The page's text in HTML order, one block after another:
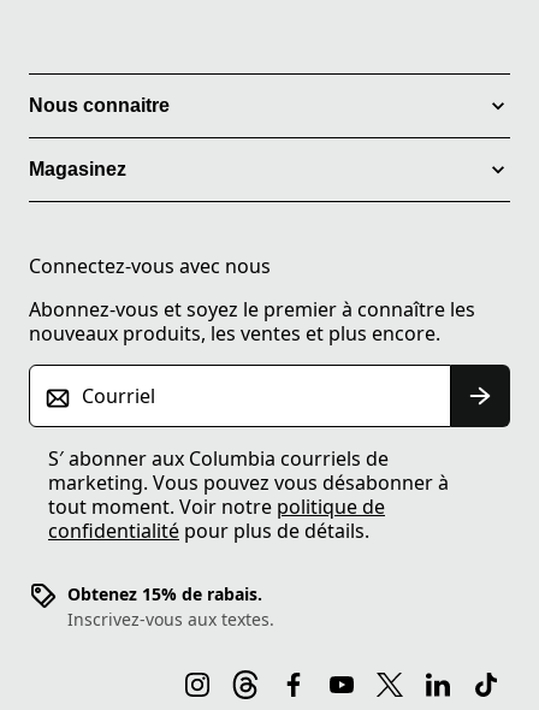
Nous connaitre
Magasinez
Connectez-vous avec nous
Abonnez-vous et soyez le premier à connaître les
nouveaux produits, les ventes et plus encore.
Courriel
S′ abonner aux Columbia courriels de
marketing. Vous pouvez vous désabonner à
tout moment. Voir notre politique de
confidentialité pour plus de détails.
Obtenez 15% de rabais.
Inscrivez-vous aux textes.